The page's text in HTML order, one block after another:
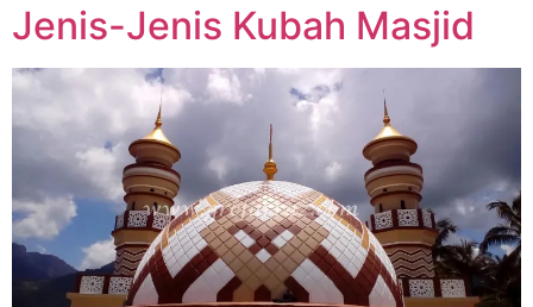
Jenis-Jenis Kubah Masjid